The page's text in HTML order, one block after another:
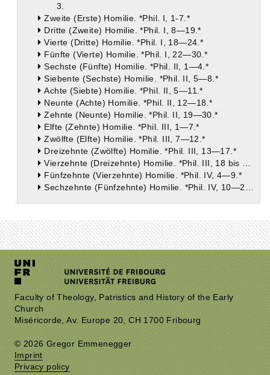
3.
Zweite (Erste) Homilie. *Phil. I, 1-7.*
Dritte (Zweite) Homilie. *Phil. I, 8—19.*
Vierte (Dritte) Homilie. *Phil. I, 18—24.*
Fünfte (Vierte) Homilie. *Phil. I, 22—30.*
Sechste (Fünfte) Homilie. *Phil. II, 1—4.*
Siebente (Sechste) Homilie. *Phil. II, 5—8.*
Achte (Siebte) Homilie. *Phil. II, 5—11.*
Neunte (Achte) Homilie. *Phil. II, 12—18.*
Zehnte (Neunte) Homilie. *Phil. II, 19—30.*
Elfte (Zehnte) Homilie. *Phil. III, 1—7.*
Zwölfte (Elfte) Homilie. *Phil. III, 7—12.*
Dreizehnte (Zwölfte) Homilie. *Phil. III, 13—17.*
Vierzehnte (Dreizehnte) Homilie. *Phil. III, 18 bis Phil. IV, 3.*
Fünfzehnte (Vierzehnte) Homilie. *Phil. IV, 4—9.*
Sechzehnte (Fünfzehnte) Homilie. *Phil. IV, 10—23.*
Faculty of Theology, Patristics and History of the Early
Church
Miséricorde, Av. Europe 20, CH 1700 Fribourg
© 2026 Gregor Emmenegger
Imprint
Privacy policy